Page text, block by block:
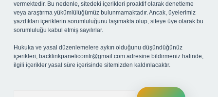
vermektedir. Bu nedenle, sitedeki içerikleri proaktif olarak denetleme
veya araştırma yükümlülüğümüz bulunmamaktadır. Ancak, üyelerimiz
yazdıkları içeriklerin sorumluluğunu taşımakta olup, siteye üye olarak bu
sorumluluğu kabul etmiş sayılırlar.
Hukuka ve yasal düzenlemelere aykırı olduğunu düşündüğünüz
içerikleri, backlinkpanelicomtr@gmail.com adresine bildirmeniz halinde,
ilgili içerikler yasal süre içerisinde sitemizden kaldırılacaktır.